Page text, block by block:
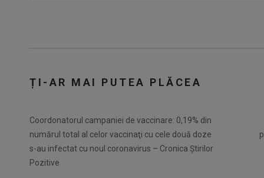
ȚI-AR MAI PUTEA PLĂCEA
Coordonatorul campaniei de vaccinare: 0,19% din
numărul total al celor vaccinaţi cu cele două doze
s-au infectat cu noul coronavirus – Cronica Știrilor
Pozitive